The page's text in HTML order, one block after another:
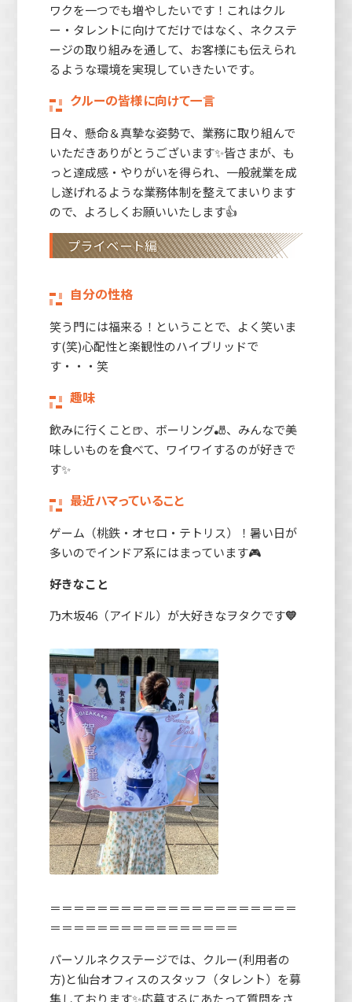
ワクを一つでも増やしたいです！これはクル
ー・タレントに向けてだけではなく、ネクステ
ージの取り組みを通して、お客様にも伝えられ
るような環境を実現していきたいです。
クルーの皆様に向けて一言
日々、懸命＆真摯な姿勢で、業務に取り組んで
いただきありがとうございます✨皆さまが、も
っと達成感・やりがいを得られ、一般就業を成
し遂げれるような業務体制を整えてまいります
ので、よろしくお願いいたします👍
プライベート編
自分の性格
笑う門には福来る！ということで、よく笑いま
す(笑)心配性と楽観性のハイブリッドで
す・・・笑
趣味
飲みに行くこと🍺、ボーリング🎳、みんなで美
味しいものを食べて、ワイワイするのが好きで
す✨
最近ハマっていること
ゲーム（桃鉄・オセロ・テトリス）！暑い日が
多いのでインドア系にはまっています🎮
好きなこと
乃木坂46（アイドル）が大好きなヲタクです💛
＝＝＝＝＝＝＝＝＝＝＝＝＝＝＝＝＝＝＝＝＝
＝＝＝＝＝＝＝＝＝＝＝＝＝＝＝＝
パーソルネクステージでは、クルー(利用者の
方)と仙台オフィスのスタッフ（タレント）を募
集しております✨応募するにあたって質問をさ